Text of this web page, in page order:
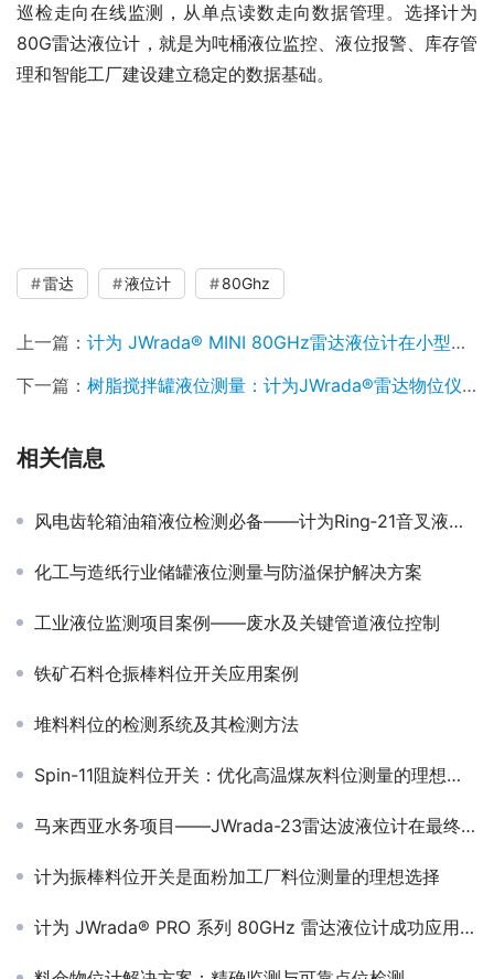
巡检走向在线监测，从单点读数走向数据管理。选择计为
80G雷达液位计，就是为吨桶液位监控、液位报警、库存管
理和智能工厂建设建立稳定的数据基础。
雷达 液位计 80Ghz
上一篇： 计为 JWrada® MINI 80GHz雷达液位计在小型密闭储罐中的应用技术案例
下一篇： 树脂搅拌罐液位测量：计为JWrada®雷达物位仪表应用
相关信息
风电齿轮箱油箱液位检测必备——计为Ring‑21音叉液位开关
化工与造纸行业储罐液位测量与防溢保护解决方案
工业液位监测项目案例——废水及关键管道液位控制
铁矿石料仓振棒料位开关应用案例
堆料料位的检测系统及其检测方法
Spin-11阻旋料位开关：优化高温煤灰料位测量的理想选择
马来西亚水务项目——JWrada-23雷达波液位计在最终排放水位测量的应用
计为振棒料位开关是面粉加工厂料位测量的理想选择
计为 JWrada® PRO 系列 80GHz 雷达液位计成功应用于宁德时代新能源电池项目